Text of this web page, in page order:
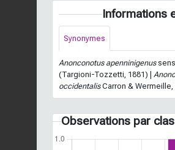
Informations
Synonymes
Anonconotus apenninigenus
(Targioni-Tozzetti, 1881) |
occidentalisCarron & Wermeille,
Observations par